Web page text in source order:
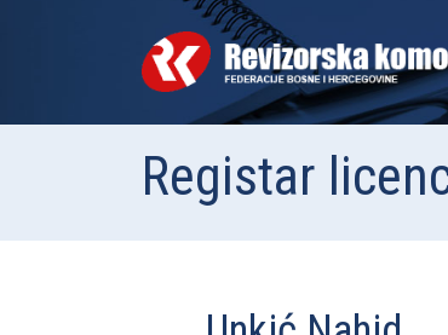
Registar